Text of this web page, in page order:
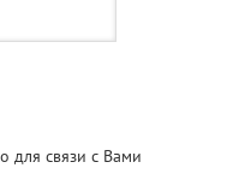
для связи с Вами